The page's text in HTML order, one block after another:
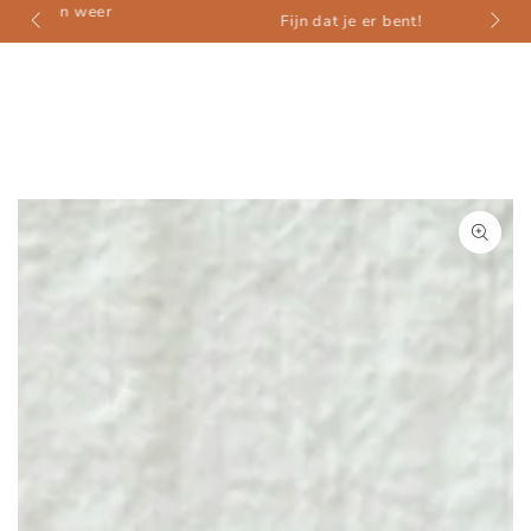
ZUM INHALT
SPRINGEN
Fijn dat je er bent!